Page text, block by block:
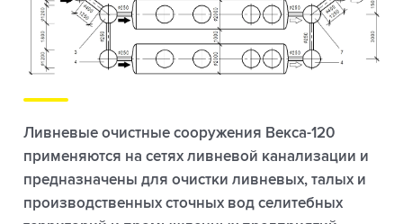
Ливневые очистные сооружения Векса-120
применяются на сетях ливневой канализации и
предназначены для очистки ливневых, талых и
производственных сточных вод селитебных